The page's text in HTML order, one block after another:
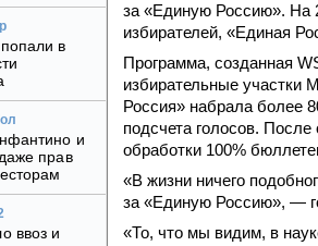
в
и
прав
ввоз и
за «Единую Россию». На
избирателей, «Единая
Программа, созданная
избирательные участки
Россия» набрала более
подсчета голосов.
обработки 100%
«В жизни ничего
за «Единую Россию», —
«То, что мы видим, в